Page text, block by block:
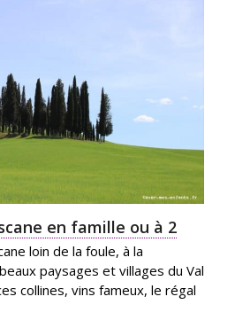
en famille ou à 2
loin de la foule, à la
paysages et villages du Val
collines, vins fameux, le régal